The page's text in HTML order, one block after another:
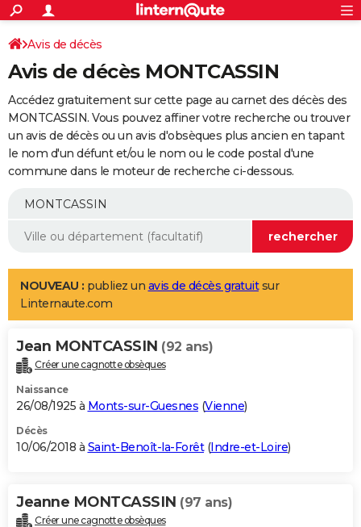
ACTUALITÉS
Politique
Société
Faits Divers
Education
Monde
Villes
+
SPORT
Coupe du monde 2026
Football
Tennis
Cyclisme
Rugby
Forum
Programme TV
TNT
Streaming
Cinéma
Sorties cinéma
Musique
+
FINANCE
Impôts
Immobilier
Risques naturels par ville
Banque
Assurance
Crédit
AUTO
Essais
Réserver un essai
Citadines
Berlines
SUV
Forum auto
+
Mobiles
Meilleur smartphone
Internet
Ordinateurs
Jeux vidéo
Guide high-tech
Aménagement intérieur
LIFESTYLE
Art de vivre
Bien-être
Loisirs
Mode
Modes de vie
Alimentation
Guide de la santé
Maladies
Médicaments
Sommeil
VOYAGE
Destinations
City break
Voyage nature
Voyage de noces
Forum
Climat
+PHOTO
GUIDES D'ACHAT
BONS PLANS
Carte de Noël
Carte Bonne année
Carte Saint-Valentin
Carte Pâques
Carte d'anniversaire
DICTIONNAIRE
Avis de décès
Avis de décès MONTCASSIN
Accédez gratuitement sur cette page au carnet des décès des
MONTCASSIN. Vous pouvez affiner votre recherche ou trouver
un avis de décès ou un avis d'obsèques plus ancien en tapant
le nom d'un défunt et/ou le nom ou le code postal d'une
commune dans le moteur de recherche ci-dessous.
NOUVEAU : publiez un avis de décès gratuitsur
Linternaute.com
Jean MONTCASSIN (92 ans)
Créer une cagnotte obsèques
Naissance
26/08/1925 à Monts-sur-Guesnes (Vienne)
Décès
10/06/2018 à Saint-Benoît-la-Forêt(Indre-et-Loire)
Jeanne MONTCASSIN (97 ans)
Créer une cagnotte obsèques